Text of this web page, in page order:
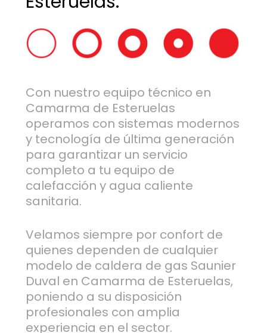
Con nuestro equipo técnico en
Camarma de Esteruelas
operamos con sistemas modernos
y tecnología de última generación
para garantizar un servicio
completo a tu equipo de
calefacción y agua caliente
sanitaria.
Velamos siempre por confort de
quienes dependen de cualquier
modelo de caldera de gas Saunier
Duval en Camarma de Esteruelas,
poniendo a su disposición
profesionales con amplia
experiencia en el sector.